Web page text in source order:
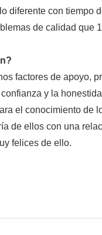
diferente con tiempo
de calidad que
factores de apoyo,
y la
el conocimiento de
de ellos con una
felices de ello.